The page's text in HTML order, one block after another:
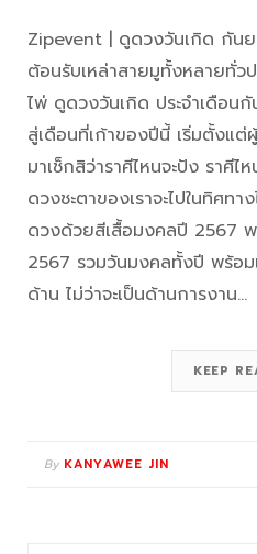
Zipevent | ดูดวงวันเกิด กัน
ต้อนรับเหล่าสายมูทั้งหลายทั่ว
ไพ่ ดูดวงวันเกิด ประจำเดือน
สู่เดือนที่เก้าของปีนี้ เริ่มตั้งแ
มาเช็กสิว่าราศีไหนจะปัง ราศีไ
ดวงชะตาของเราจะไปในทิศท
ดวงด้วยสีเสื้อมงคลปี 2567
2567 รวมวันมงคลทั้งปี พร้อ
ด้าน ไม่ว่าจะเป็นด้านการงาน…
KEEP
By KANYAWEE JIN